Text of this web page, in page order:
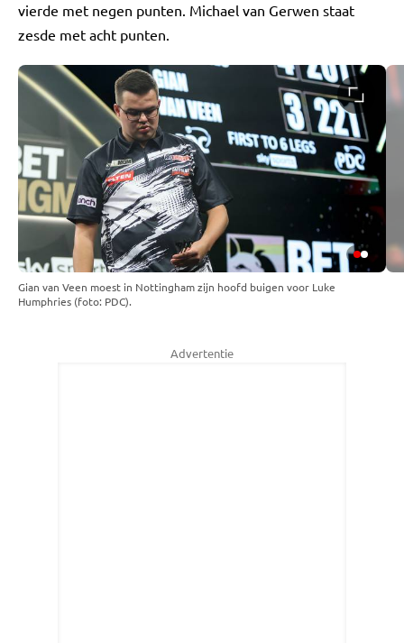
vierde met negen punten. Michael van Gerwen staat
zesde met acht punten.
Gian van Veen moest in Nottingham zijn hoofd buigen voor Luke
Humphries (foto: PDC).
Advertentie